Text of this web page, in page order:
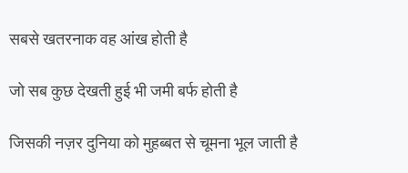
सबसे खतरनाक वह आंख होती है
जो सब कुछ देखती हुई भी जमी बर्फ होती है
जिसकी नज़र दुनिया को मुहब्बत से चूमना भूल जाती है